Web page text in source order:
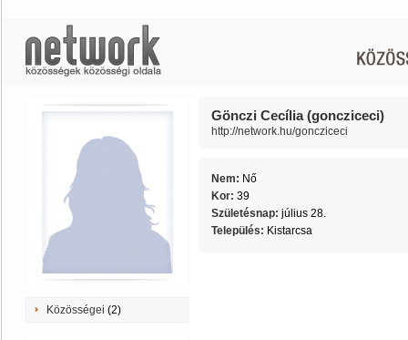
Közösségei (2)
Gönczi Cecília (goncziceci)
http://network.hu/goncziceci
Nem: Nő
Kor: 39
Születésnap: július 28.
Település: Kistarcsa